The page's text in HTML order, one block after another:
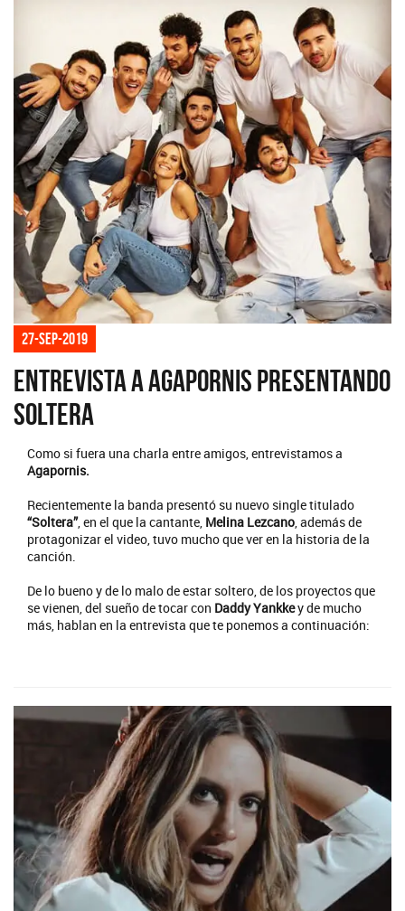
27-sep-2019
Entrevista a Agapornis presentando
Soltera
Como si fuera una charla entre amigos, entrevistamos a
Agapornis.
Recientemente la banda presentó su nuevo single titulado
“Soltera”, en el que la cantante, Melina Lezcano , además de
protagonizar el video, tuvo mucho que ver en la historia de la
canción.
De lo bueno y de lo malo de estar soltero, de los proyectos que
se vienen, del sueño de tocar con Daddy Yankkey de mucho
más, hablan en la entrevista que te ponemos a continuación: